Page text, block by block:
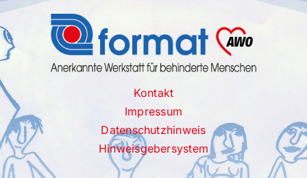
Kontakt
Impressum
Datenschutzhinweis
Hinweisgebersystem